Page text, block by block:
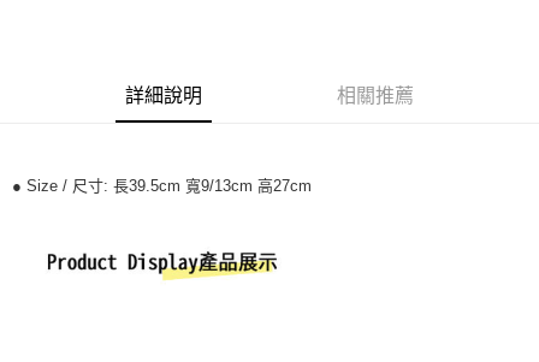
全家付款取貨
7-11付款取貨
宅配
詳細說明 相關推薦
● Size / 尺寸: 長39.5cm 寬9/13cm 高27cm